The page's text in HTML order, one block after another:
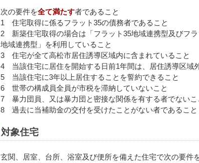
次の要件を全て満たす者であること
1 住宅取得に係るフラット35の債務者であること
2 新築住宅取得の場合は「フラット35地域連携型及びフ
地域連携型」を利用していること
3 住宅が全て高松市居住誘導区域内に含まれていること
4 当該住宅に居住を開始する日前1年間は、居住誘導区域
5 当該住宅に3年以上居住することを誓約できること
6 世帯の構成員全員が市税を滞納していないこと
7 暴力団員、又は暴力団と密接な関係を有する者でないこ
8 過去に当補助金の交付を受けたことがない者であること
対象住宅
玄関、居室、台所、浴室及び便所を備えた住宅で次の要件